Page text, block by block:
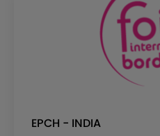
EPCH - INDIA